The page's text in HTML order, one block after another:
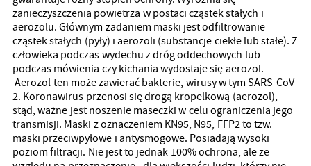
zanieczyszczenia powietrza w postaci cząstek stałych i
aerozolu. Głównym zadaniem maski jest odfiltrowanie
cząstek stałych (pyły) i aerozoli (substancje ciekłe lub stałe). Z
człowieka podczas wydechu z dróg oddechowych lub
podczas mówienia czy kichania wydostaje się aerozol.
Aerozol ten może zawierać bakterie, wirusy w tym SARS-CoV-
2. Koronawirus przenosi się drogą kropelkową (aerozol),
stąd, ważne jest noszenie maseczki w celu ograniczenia jego
transmisji. Maski z oznaczeniem KN95, N95, FFP2 to tzw.
maski przeciwpyłowe i antysmogowe. Posiadają wysoki
poziom filtracji. Nie jest to jednak 100% ochrona, ale ze